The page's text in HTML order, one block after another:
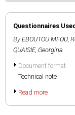
Questionnaires
By EBOUTOU MFOU,
QUAISIE, Georgina
Document format
Technical note
Read more